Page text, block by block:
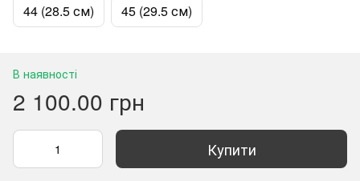
44 (28.5 см) 45 (29.5 см)
В наявності
2 100.00 грн
Купити